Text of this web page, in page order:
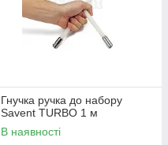
Гнучка ручка до набору
Savent TURBO 1 м
В наявності